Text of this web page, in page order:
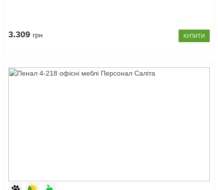
3.309 грн КУПИТИ